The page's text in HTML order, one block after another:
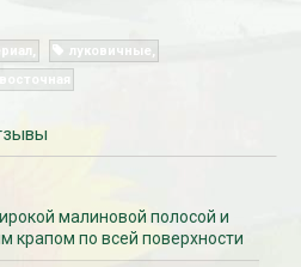
(Campanula
в контейнере p9
₽
луковичные
восточная
малиновой полосой и
крапом по всей поверхности